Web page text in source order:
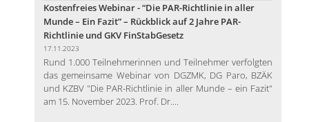
Kostenfreies Webinar - “Die PAR-Richtlinie in aller
Munde – Ein Fazit” – Rückblick auf 2 Jahre PAR-
Richtlinie und GKV FinStabGesetz
17.11.2023
Rund 1.000 Teilnehmerinnen und Teilnehmer verfolgten
das gemeinsame Webinar von DGZMK, DG Paro, BZÄK
und KZBV "Die PAR-Richtlinie in aller Munde – ein Fazit"
am 15. November 2023. Prof. Dr....